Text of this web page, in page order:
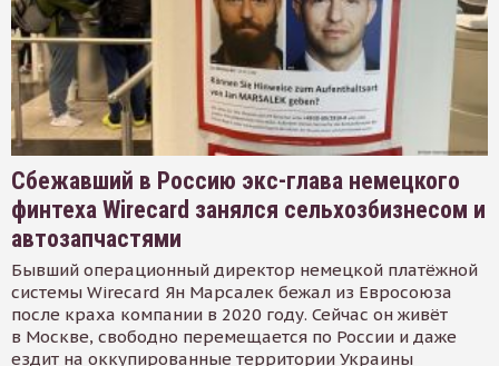
Сбежавший в Россию экс-глава немецкого
финтеха Wirecard занялся сельхозбизнесом и
автозапчастями
Бывший операционный директор немецкой платёжной
системы Wirecard Ян Марсалек бежал из Евросоюза
после краха компании в 2020 году. Сейчас он живёт
в Москве, свободно перемещается по России и даже
ездит на оккупированные территории Украины